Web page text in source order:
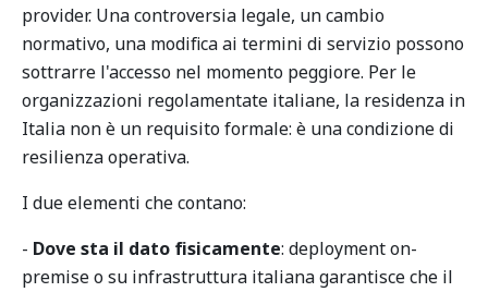
provider. Una controversia legale, un cambio
normativo, una modifica ai termini di servizio possono
sottrarre l'accesso nel momento peggiore. Per le
organizzazioni regolamentate italiane, la residenza in
Italia non è un requisito formale: è una condizione di
resilienza operativa.
I due elementi che contano:
- Dove sta il dato fisicamente: deployment on-
premise o su infrastruttura italiana garantisce che il